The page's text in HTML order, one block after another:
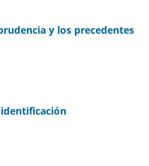
y los precedentes